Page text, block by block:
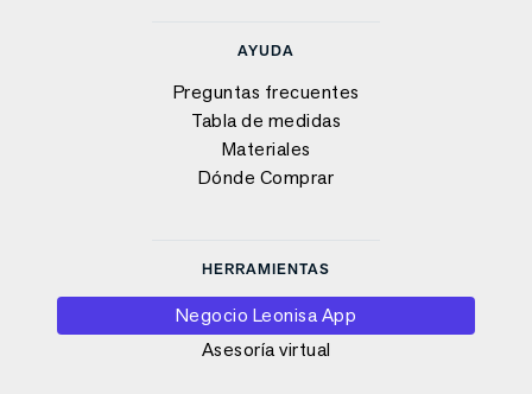
AYUDA
Preguntas frecuentes
Tabla de medidas
Materiales
Dónde Comprar
HERRAMIENTAS
Negocio Leonisa App
Asesoría virtual